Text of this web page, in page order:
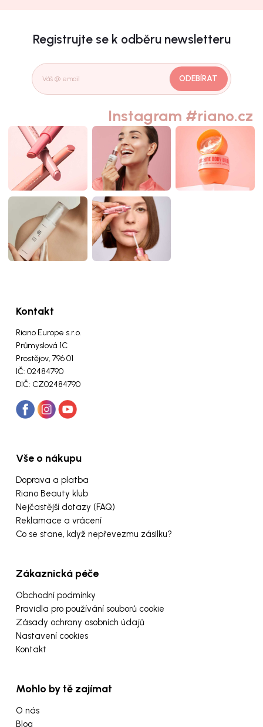
Registrujte se k odběru newsletteru
ODEBÍRAT
Instagram #riano.cz
Kontakt
Riano Europe s.r.o.
Průmyslová 1C
Prostějov, 796 01
IČ: 02484790
DIČ: CZ02484790
Vše o nákupu
Doprava a platba
Riano Beauty klub
Nejčastější dotazy (FAQ)
Reklamace a vrácení
Co se stane, když nepřevezmu zásilku?
Zákaznická péče
Obchodní podmínky
Pravidla pro používání souborů cookie
Zásady ochrany osobních údajů
Nastavení cookies
Kontakt
Mohlo by tě zajímat
O nás
Blog